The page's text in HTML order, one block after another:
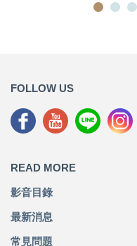
FOLLOW US
READ MORE
影音目錄
最新消息
常見問題